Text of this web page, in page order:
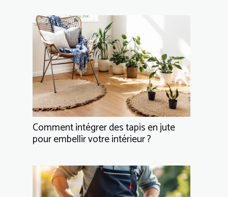
Comment intégrer des tapis en jute
pour embellir votre intérieur ?